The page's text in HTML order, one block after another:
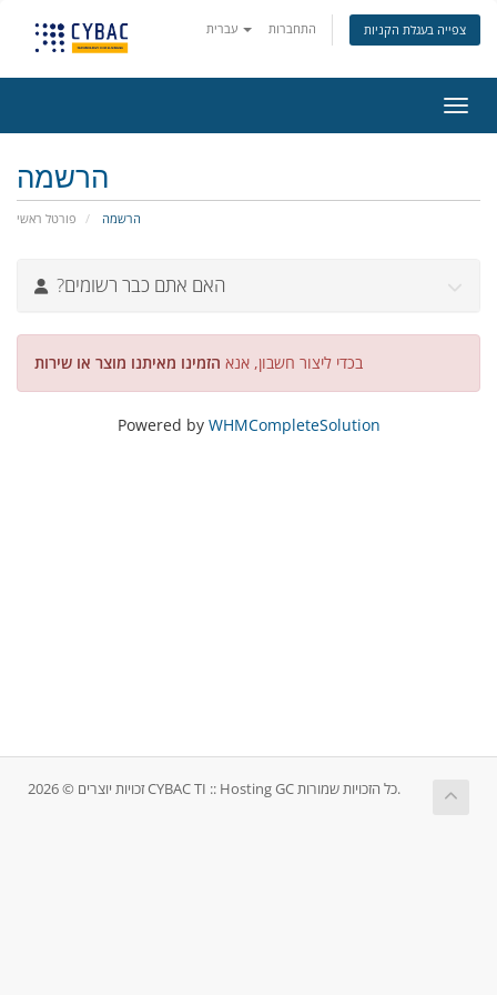
התחברות צפייה בעגלת הקניות
הרשמה
פורטל ראשי הרשמה
?האם אתם כבר רשומים
בכדי ליצור חשבון, אנא הזמינו מאיתנו מוצר או שירות
Powered by WHMCompleteSolution
זכויות יוצרים © 2026 CYBAC TI :: Hosting GC כל הזכויות שמורות.